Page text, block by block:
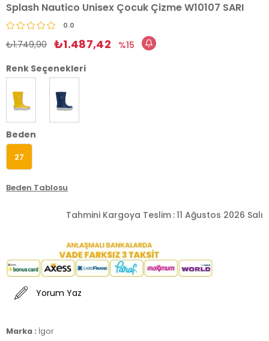
Splash Nautico Unisex Çocuk Çizme W10107 SARI
0.0
₺1.749,90 ₺1.487,42
15
Renk Seçenekleri
Beden
27
Beden Tablosu
Tahmini Kargoya Teslim :11 Ağustos 2026 Salı
Yorum Yaz
Marka : İgor